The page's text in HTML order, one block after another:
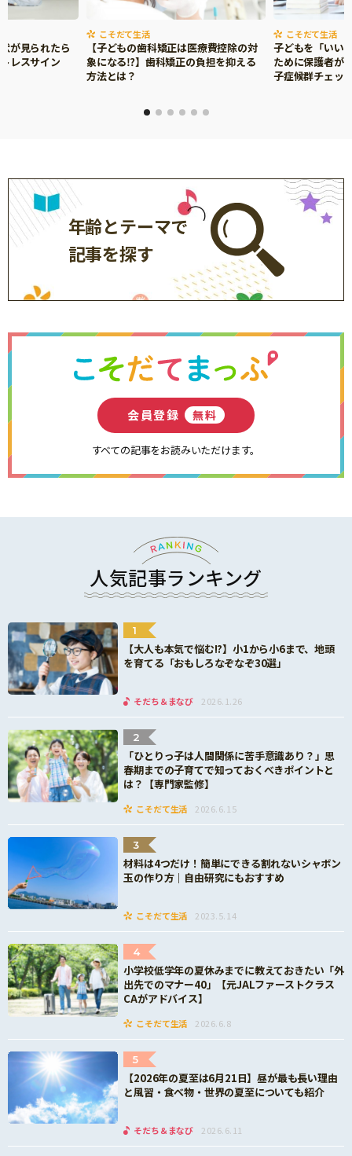
が見られたら
レスサイン
こそだて生活
【子どもの歯科矯正は医療費控除の対
象になる⁉】歯科矯正の負担を抑える
方法とは？
こそだて生活
子どもを「いい
ために保護者が
子症候群チェッ
年齢とテーマで
記事を探す
会員登録 無料
すべての記事をお読みいただけます。
人気記事ランキング
1
【大人も本気で悩む!?】小1から小6まで、地頭
を育てる「おもしろなぞなぞ30選」
そだち＆まなび 2026.1.26
2
「ひとりっ子は人間関係に苦手意識あり？」思
春期までの子育てで知っておくべきポイントと
は？【専門家監修】
こそだて生活 2026.6.15
3
材料は4つだけ！簡単にできる割れないシャボン
玉の作り方｜自由研究にもおすすめ
こそだて生活 2023.5.14
4
小学校低学年の夏休みまでに教えておきたい「外
出先でのマナー40」【元JALファーストクラス
CAがアドバイス】
こそだて生活 2026.6.8
5
【2026年の夏至は6月21日】昼が最も長い理由
と風習・食べ物・世界の夏至についても紹介
そだち＆まなび 2026.6.11